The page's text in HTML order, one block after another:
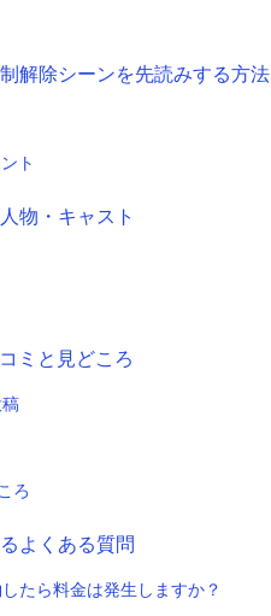
解除シーンを先読みする方法
ト
物・キャスト
ミと見どころ
ろ
よくある質問
たら料金は発生しますか？